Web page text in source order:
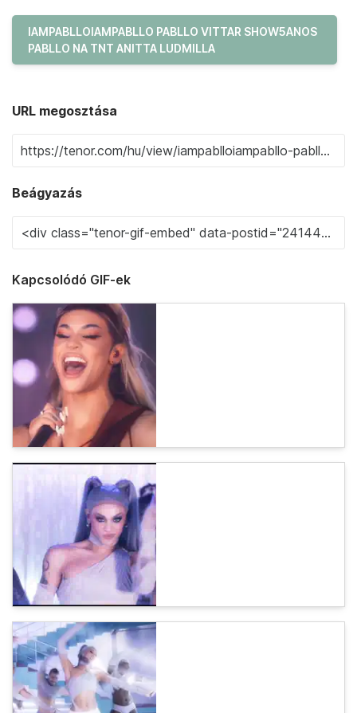
IAMPABLLOIAMPABLLO PABLLO VITTAR SHOW5ANOS
PABLLO NA TNT ANITTA LUDMILLA
URL megosztása
Beágyazás
Kapcsolódó GIF-ek